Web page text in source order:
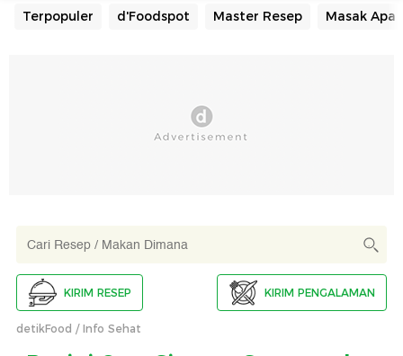
Terpopuler d'Foodspot Master Resep Masak Apa
KIRIM RESEP KIRIM PENGALAMAN
detikFood Info Sehat